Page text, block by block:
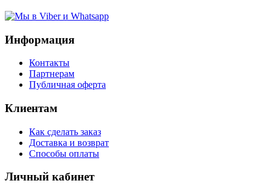
Информация
Контакты
Партнерам
Публичная оферта
Клиентам
Как сделать заказ
Доставка и возврат
Способы оплаты
Личный кабинет